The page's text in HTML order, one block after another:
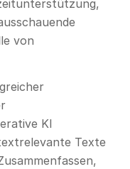
von
KI
Texte